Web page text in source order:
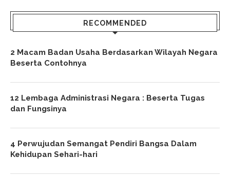
RECOMMENDED
2 Macam Badan Usaha Berdasarkan Wilayah Negara
Beserta Contohnya
12 Lembaga Administrasi Negara : Beserta Tugas
dan Fungsinya
4 Perwujudan Semangat Pendiri Bangsa Dalam
Kehidupan Sehari-hari